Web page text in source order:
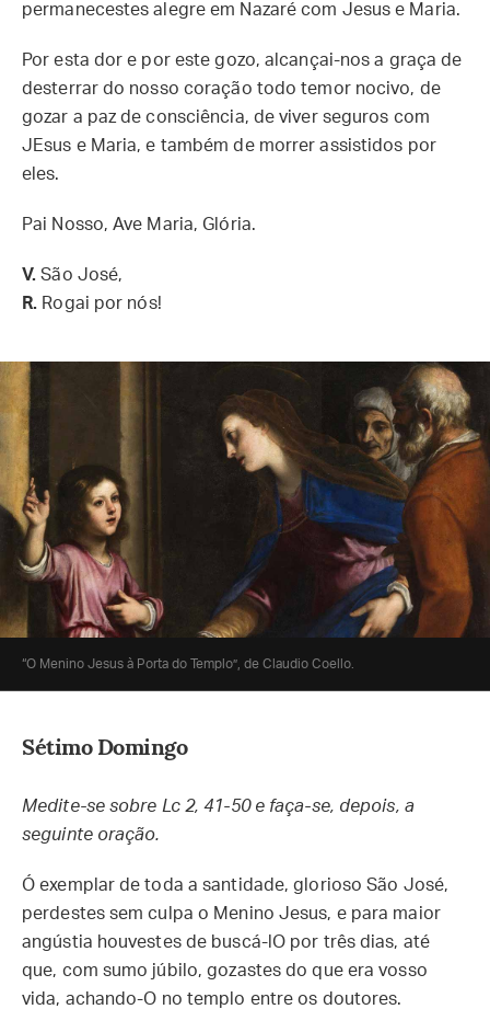
permanecestes alegre em Nazaré com Jesus e Maria.
Por esta dor e por este gozo, alcançai-nos a graça de
desterrar do nosso coração todo temor nocivo, de
gozar a paz de consciência, de viver seguros com
JEsus e Maria, e também de morrer assistidos por
eles.
Pai Nosso, Ave Maria, Glória.
V. São José,
R. Rogai por nós!
“O Menino Jesus à Porta do Templo”, de Claudio Coello.
Sétimo Domingo
Medite-se sobre Lc 2, 41-50 e faça-se, depois, a
seguinte oração.
Ó exemplar de toda a santidade, glorioso São José,
perdestes sem culpa o Menino Jesus, e para maior
angústia houvestes de buscá-lO por três dias, até
que, com sumo júbilo, gozastes do que era vosso
vida, achando-O no templo entre os doutores.